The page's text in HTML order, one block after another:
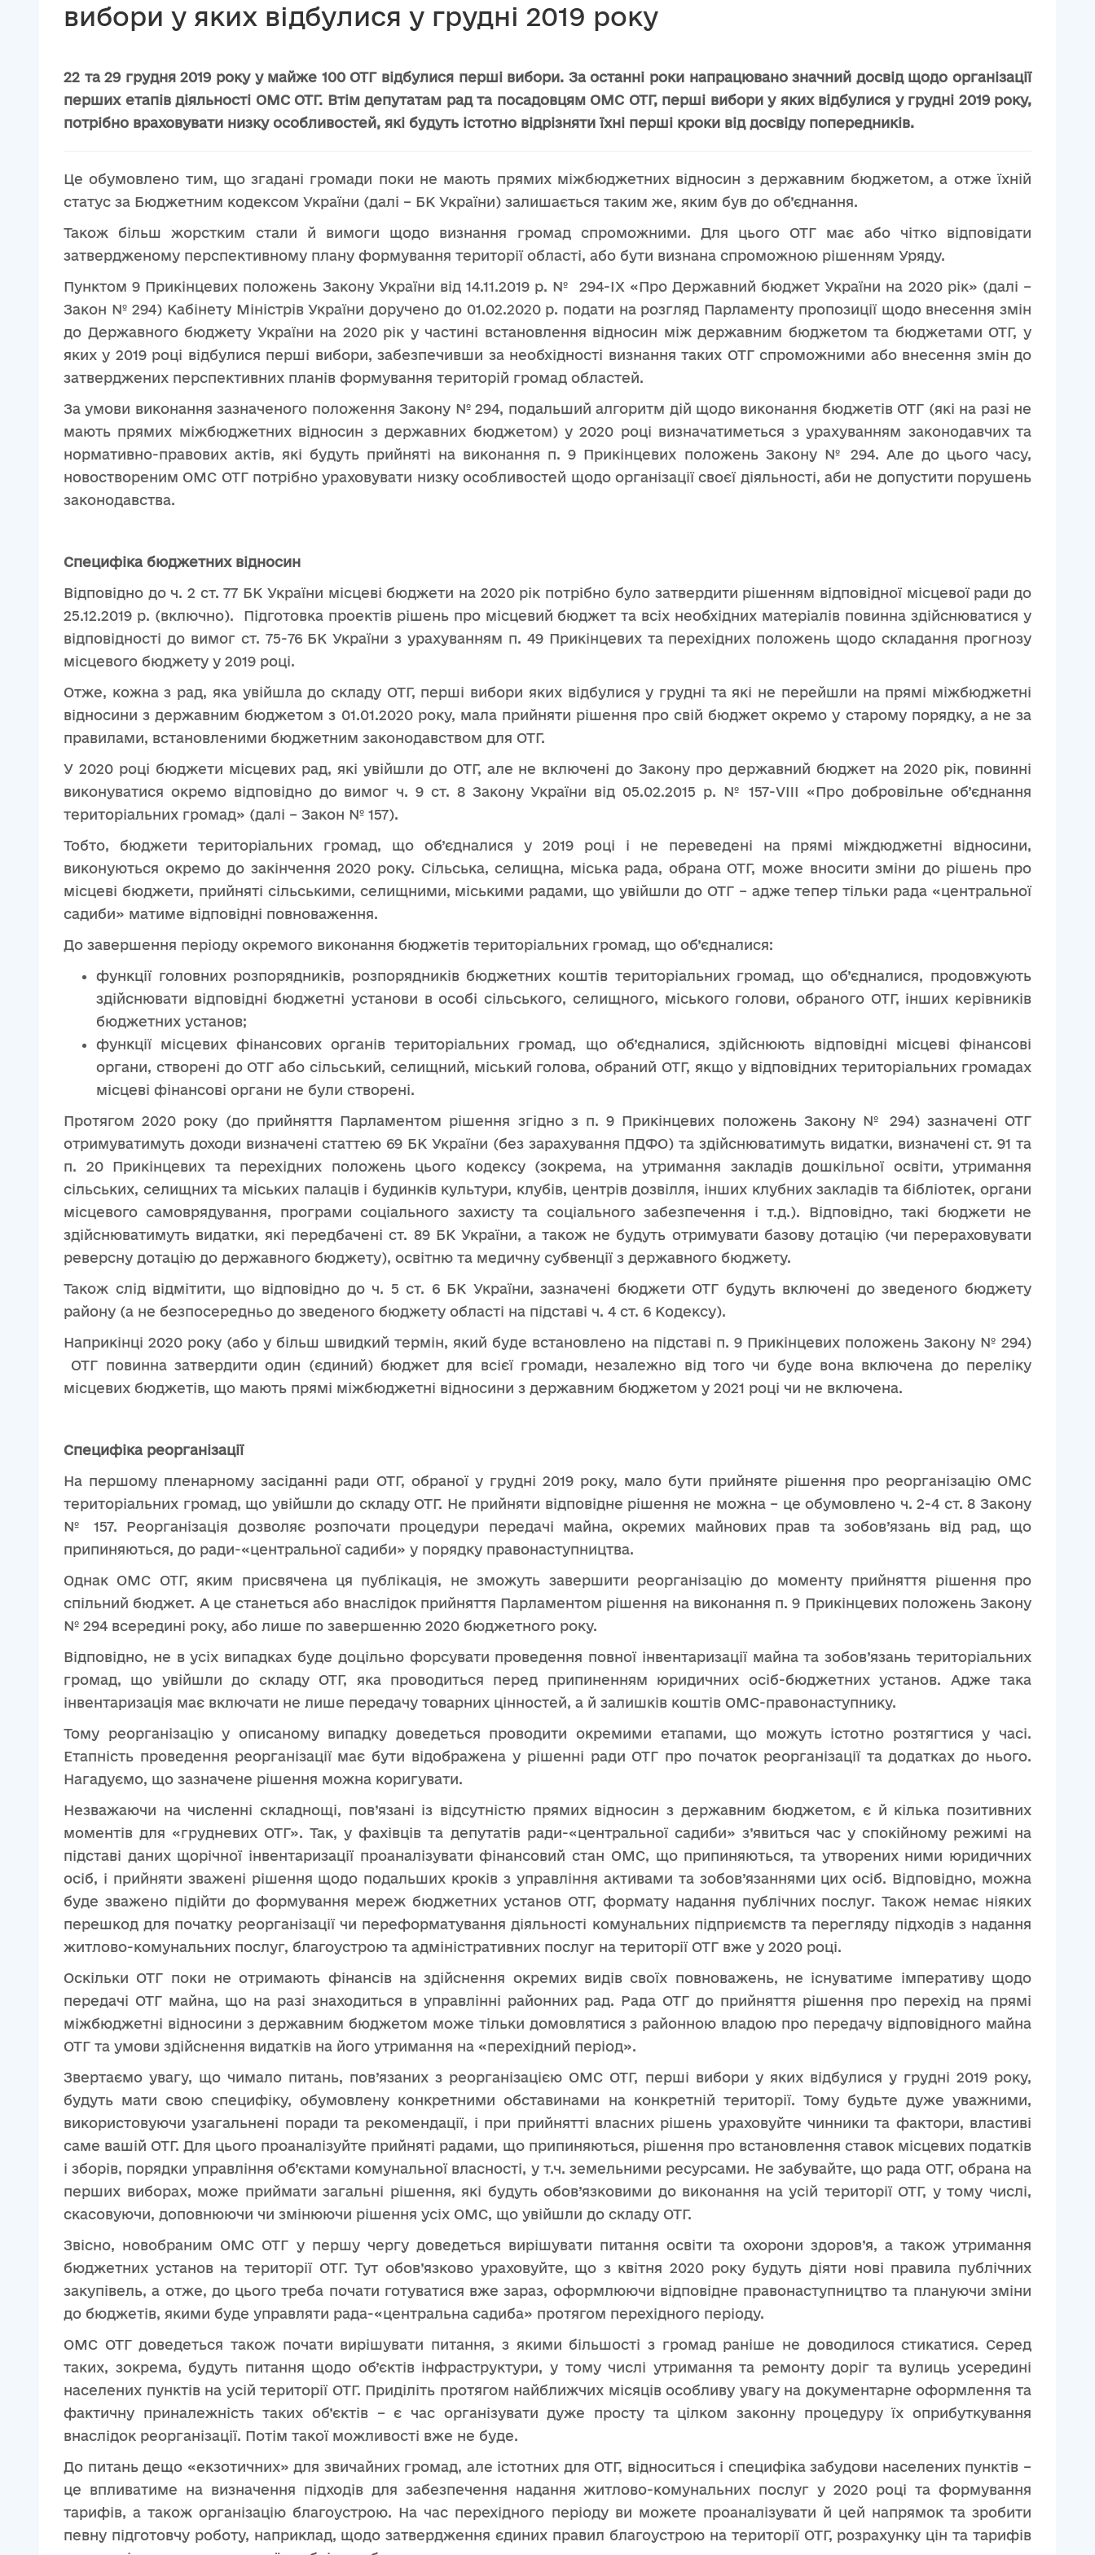
вибори у яких відбулися у грудні 2019 року
22 та 29 грудня 2019 року у майже 100 ОТГ відбулися перші вибори. За останні роки напрацювано значний досвід щодо організації
перших етапів діяльності ОМС ОТГ. Втім депутатам рад та посадовцям ОМС ОТГ, перші вибори у яких відбулися у грудні 2019 року,
потрібно враховувати низку особливостей, які будуть істотно відрізняти їхні перші кроки від досвіду попередників.
Це обумовлено тим, що згадані громади поки не мають прямих міжбюджетних відносин з державним бюджетом, а отже їхній
статус за Бюджетним кодексом України (далі – БК України) залишається таким же, яким був до об’єднання.
Також більш жорстким стали й вимоги щодо визнання громад спроможними. Для цього ОТГ має або чітко відповідати
затвердженому перспективному плану формування території області, або бути визнана спроможною рішенням Уряду.
Пунктом 9 Прикінцевих положень Закону України від 14.11.2019 р. №
294-IX «Про Державний бюджет України на 2020 рік» (далі –
Закон № 294) Кабінету Міністрів України доручено до 01.02.2020 р. подати на розгляд Парламенту пропозиції щодо внесення змін
до Державного бюджету України на 2020 рік у частині встановлення відносин між державним бюджетом та бюджетами ОТГ, у
яких у 2019 році відбулися перші вибори, забезпечивши за необхідності визнання таких ОТГ спроможними або внесення змін до
затверджених перспективних планів формування територій громад областей.
За умови виконання зазначеного положення Закону № 294, подальший алгоритм дій щодо виконання бюджетів ОТГ (які на разі не
мають прямих міжбюджетних відносин з державних бюджетом) у 2020 році визначатиметься з урахуванням законодавчих та
нормативно-правових актів, які будуть прийняті на виконання п. 9 Прикінцевих положень Закону № 294. Але до цього часу,
новоствореним ОМС ОТГ потрібно ураховувати низку особливостей щодо організації своєї діяльності, аби не допустити порушень
законодавства.
Специфіка бюджетних відносин
Відповідно до ч. 2 ст. 77 БК України місцеві бюджети на 2020 рік потрібно було затвердити рішенням відповідної місцевої ради до
25.12.2019 р. (включно). Підготовка проектів рішень про місцевий бюджет та всіх необхідних матеріалів повинна здійснюватися у
відповідності до вимог ст. 75-76 БК України з урахуванням п. 49 Прикінцевих та перехідних положень щодо складання прогнозу
місцевого бюджету у 2019 році.
Отже, кожна з рад, яка увійшла до складу ОТГ, перші вибори яких відбулися у грудні та які не перейшли на прямі міжбюджетні
відносини з державним бюджетом з 01.01.2020 року, мала прийняти рішення про свій бюджет окремо у старому порядку, а не за
правилами, встановленими бюджетним законодавством для ОТГ.
У 2020 році бюджети місцевих рад, які увійшли до ОТГ, але не включені до Закону про державний бюджет на 2020 рік, повинні
виконуватися окремо відповідно до вимог ч. 9 ст. 8 Закону України від 05.02.2015 р. № 157-VIII «Про добровільне об’єднання
територіальних громад» (далі – Закон № 157).
Тобто, бюджети територіальних громад, що об’єдналися у 2019 році і не переведені на прямі міждюджетні відносини,
виконуються окремо до закінчення 2020 року. Сільська, селищна, міська рада, обрана ОТГ, може вносити зміни до рішень про
місцеві бюджети, прийняті сільськими, селищними, міськими радами, що увійшли до ОТГ – адже тепер тільки рада «центральної
садиби» матиме відповідні повноваження.
До завершення періоду окремого виконання бюджетів територіальних громад, що об’єдналися:
функції головних розпорядників, розпорядників бюджетних коштів територіальних громад, що об’єдналися, продовжують
здійснювати відповідні бюджетні установи в особі сільського, селищного, міського голови, обраного ОТГ, інших керівників
бюджетних установ;
функції місцевих фінансових органів територіальних громад, що об’єдналися, здійснюють відповідні місцеві фінансові
органи, створені до ОТГ або сільський, селищний, міський голова, обраний ОТГ, якщо у відповідних територіальних громадах
місцеві фінансові органи не були створені.
Протягом 2020 року (до прийняття Парламентом рішення згідно з п. 9 Прикінцевих положень Закону № 294) зазначені ОТГ
отримуватимуть доходи визначені статтею 69 БК України (без зарахування ПДФО) та здійснюватимуть видатки, визначені ст. 91 та
п. 20 Прикінцевих та перехідних положень цього кодексу (зокрема, на утримання закладів дошкільної освіти, утримання
сільських, селищних та міських палаців і будинків культури, клубів, центрів дозвілля, інших клубних закладів та бібліотек, органи
місцевого самоврядування, програми соціального захисту та соціального забезпечення і т.д.). Відповідно, такі бюджети не
здійснюватимуть видатки, які передбачені ст. 89 БК України, а також не будуть отримувати базову дотацію (чи перераховувати
реверсну дотацію до державного бюджету), освітню та медичну субвенції з державного бюджету.
Також слід відмітити, що відповідно до ч. 5 ст. 6 БК України, зазначені бюджети ОТГ будуть включені до зведеного бюджету
району (а не безпосередньо до зведеного бюджету області на підставі ч. 4 ст. 6 Кодексу).
Наприкінці 2020 року (або у більш швидкий термін, який буде встановлено на підставі п. 9 Прикінцевих положень Закону № 294)
ОТГ повинна затвердити один (єдиний) бюджет для всієї громади, незалежно від того чи буде вона включена до переліку
місцевих бюджетів, що мають прямі міжбюджетні відносини з державним бюджетом у 2021 році чи не включена.
Специфіка реорганізації
На першому пленарному засіданні ради ОТГ, обраної у грудні 2019 року, мало бути прийняте рішення про реорганізацію ОМС
територіальних громад, що увійшли до складу ОТГ. Не прийняти відповідне рішення не можна – це обумовлено ч. 2-4 ст. 8 Закону
№ 157. Реорганізація дозволяє розпочати процедури передачі майна, окремих майнових прав та зобов’язань від рад, що
припиняються, до ради-«центральної садиби» у порядку правонаступництва.
Однак ОМС ОТГ, яким присвячена ця публікація, не зможуть завершити реорганізацію до моменту прийняття рішення про
спільний бюджет. А це станеться або внаслідок прийняття Парламентом рішення на виконання п. 9 Прикінцевих положень Закону
№ 294 всередині року, або лише по завершенню 2020 бюджетного року.
Відповідно, не в усіх випадках буде доцільно форсувати проведення повної інвентаризації майна та зобов’язань територіальних
громад, що увійшли до складу ОТГ, яка проводиться перед припиненням юридичних осіб-бюджетних установ. Адже така
інвентаризація має включати не лише передачу товарних цінностей, а й залишків коштів ОМС-правонаступнику.
Тому реорганізацію у описаному випадку доведеться проводити окремими етапами, що можуть істотно розтягтися у часі.
Етапність проведення реорганізації має бути відображена у рішенні ради ОТГ про початок реорганізації та додатках до нього.
Нагадуємо, що зазначене рішення можна коригувати.
Незважаючи на численні складнощі, пов’язані із відсутністю прямих відносин з державним бюджетом, є й кілька позитивних
моментів для «грудневих ОТГ». Так, у фахівців та депутатів ради-«центральної садиби» з’явиться час у спокійному режимі на
підставі даних щорічної інвентаризації проаналізувати фінансовий стан ОМС, що припиняються, та утворених ними юридичних
осіб, і прийняти зважені рішення щодо подальших кроків з управління активами та зобов’язаннями цих осіб. Відповідно, можна
буде зважено підійти до формування мереж бюджетних установ ОТГ, формату надання публічних послуг. Також немає ніяких
перешкод для початку реорганізації чи переформатування діяльності комунальних підприємств та перегляду підходів з надання
житлово-комунальних послуг, благоустрою та адміністративних послуг на території ОТГ вже у 2020 році.
Оскільки ОТГ поки не отримають фінансів на здійснення окремих видів своїх повноважень, не існуватиме імперативу щодо
передачі ОТГ майна, що на разі знаходиться в управлінні районних рад. Рада ОТГ до прийняття рішення про перехід на прямі
міжбюджетні відносини з державним бюджетом може тільки домовлятися з районною владою про передачу відповідного майна
ОТГ та умови здійснення видатків на його утримання на «перехідний період».
Звертаємо увагу, що чимало питань, пов’язаних з реорганізацією ОМС ОТГ, перші вибори у яких відбулися у грудні 2019 року,
будуть мати свою специфіку, обумовлену конкретними обставинами на конкретній території. Тому будьте дуже уважними,
використовуючи узагальнені поради та рекомендації, і при прийнятті власних рішень ураховуйте чинники та фактори, властиві
саме вашій ОТГ. Для цього проаналізуйте прийняті радами, що припиняються, рішення про встановлення ставок місцевих податків
і зборів, порядки управління об’єктами комунальної власності, у т.ч. земельними ресурсами. Не забувайте, що рада ОТГ, обрана на
перших виборах, може приймати загальні рішення, які будуть обов’язковими до виконання на усій території ОТГ, у тому числі,
скасовуючи, доповнюючи чи змінюючи рішення усіх ОМС, що увійшли до складу ОТГ.
Звісно, новобраним ОМС ОТГ у першу чергу доведеться вирішувати питання освіти та охорони здоров’я, а також утримання
бюджетних установ на території ОТГ. Тут обов’язково ураховуйте, що з квітня 2020 року будуть діяти нові правила публічних
закупівель, а отже, до цього треба почати готуватися вже зараз, оформлюючи відповідне правонаступництво та плануючи зміни
до бюджетів, якими буде управляти рада-«центральна садиба» протягом перехідного періоду.
ОМС ОТГ доведеться також почати вирішувати питання, з якими більшості з громад раніше не доводилося стикатися. Серед
таких, зокрема, будуть питання щодо об’єктів інфраструктури, у тому числі утримання та ремонту доріг та вулиць усередині
населених пунктів на усій території ОТГ. Приділіть протягом найближчих місяців особливу увагу на документарне оформлення та
фактичну приналежність таких об’єктів – є час організувати дуже просту та цілком законну процедуру їх оприбуткування
внаслідок реорганізації. Потім такої можливості вже не буде.
До питань дещо «екзотичних» для звичайних громад, але істотних для ОТГ, відноситься і специфіка забудови населених пунктів –
це впливатиме на визначення підходів для забезпечення надання житлово-комунальних послуг у 2020 році та формування
тарифів, а також організацію благоустрою. На час перехідного періоду ви можете проаналізувати й цей напрямок та зробити
певну підготовчу роботу, наприклад, щодо затвердження єдиних правил благоустрою на території ОТГ, розрахунку цін та тарифів